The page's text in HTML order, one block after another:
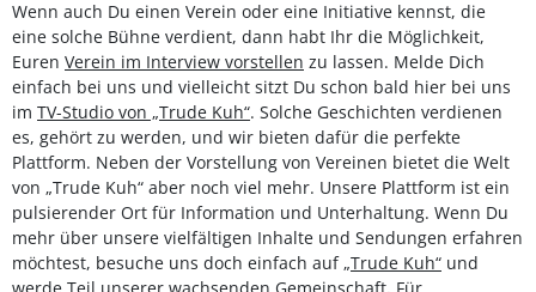
Wenn auch Du einen Verein oder eine Initiative kennst, die
eine solche Bühne verdient, dann habt Ihr die Möglichkeit,
Euren Verein im Interview vorstellen zu lassen. Melde Dich
einfach bei uns und vielleicht sitzt Du schon bald hier bei uns
im TV-Studio von „Trude Kuh“. Solche Geschichten verdienen
es, gehört zu werden, und wir bieten dafür die perfekte
Plattform. Neben der Vorstellung von Vereinen bietet die Welt
von „Trude Kuh“ aber noch viel mehr. Unsere Plattform ist ein
pulsierender Ort für Information und Unterhaltung. Wenn Du
mehr über unsere vielfältigen Inhalte und Sendungen erfahren
möchtest, besuche uns doch einfach auf„Trude Kuh“ und